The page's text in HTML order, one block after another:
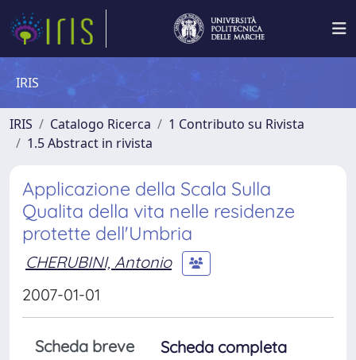
IRIS
IRIS Catalogo Ricerca
1 Contributo su Rivista
1.5 Abstract in rivista
Applicazione della Scala Sulla
Qualita della vita nelle residenze
protette dell'Umbria
CHERUBINI, Antonio
2007-01-01
Scheda breve
Scheda completa